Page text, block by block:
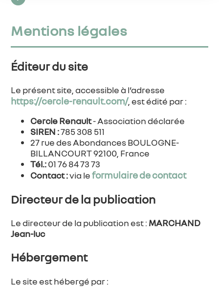
Mentions légales
Éditeur du site
Le présent site, accessible à l’adresse
https://cercle-renault.com/, est édité par :
Cercle Renault- Association déclarée
SIREN :785 308 511
27 rue des Abondances BOULOGNE-
BILLANCOURT 92100, France
Tél.:01 76 84 73 73
Contact :via leformulaire de contact
Directeur de la publication
Le directeur de la publication est : MARCHAND
Jean-luc
Hébergement
Le site est hébergé par :